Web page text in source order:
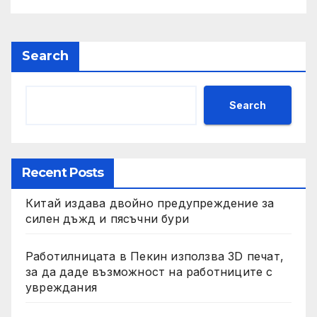
Search
Search
Recent Posts
Китай издава двойно предупреждение за
силен дъжд и пясъчни бури
Работилницата в Пекин използва 3D печат,
за да даде възможност на работниците с
увреждания